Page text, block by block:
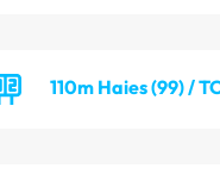
110m Haies (99) /